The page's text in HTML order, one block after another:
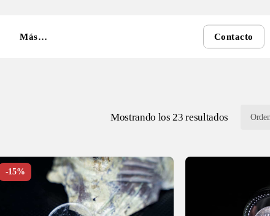
Más… Contacto
Mostrando los 23 resultados Ordenado
-15%